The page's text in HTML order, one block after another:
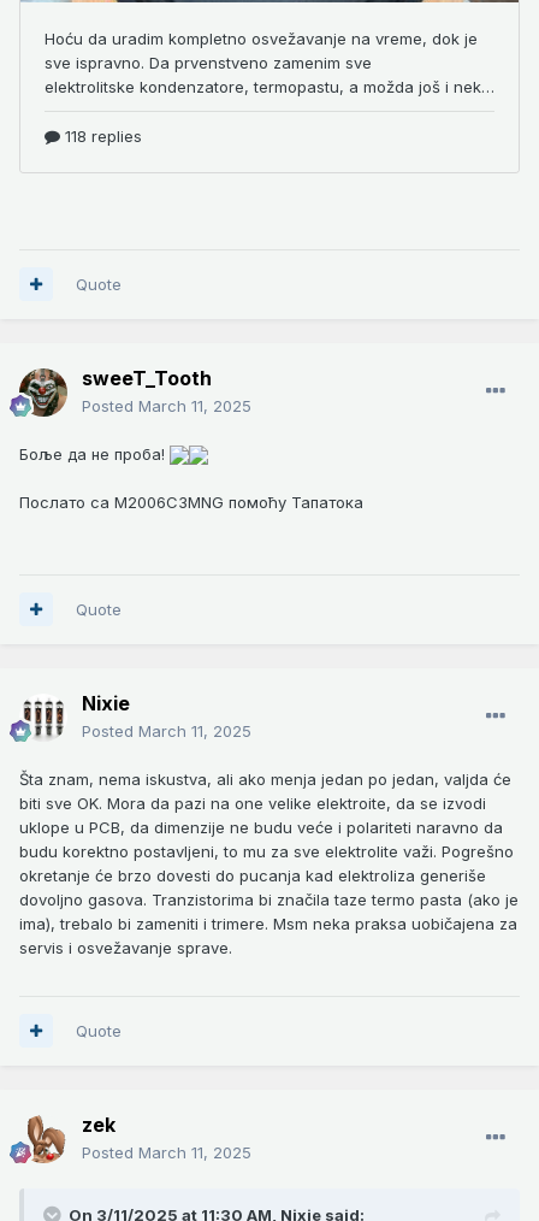
Quote
sweeT_Tooth
Posted March 11, 2025
Боље да не проба!
Послато са M2006C3MNG помоћу Тапатока
Quote
Nixie
Posted March 11, 2025
Šta znam, nema iskustva, ali ako menja jedan po jedan, valjda će
biti sve OK. Mora da pazi na one velike elektroite, da se izvodi
uklope u PCB, da dimenzije ne budu veće i polariteti naravno da
budu korektno postavljeni, to mu za sve elektrolite važi. Pogrešno
okretanje će brzo dovesti do pucanja kad elektroliza generiše
dovoljno gasova. Tranzistorima bi značila taze termo pasta (ako je
ima), trebalo bi zameniti i trimere. Msm neka praksa uobičajena za
servis i osvežavanje sprave.
Quote
zek
Posted March 11, 2025
On 3/11/2025 at 11:30 AM, Nixie said: